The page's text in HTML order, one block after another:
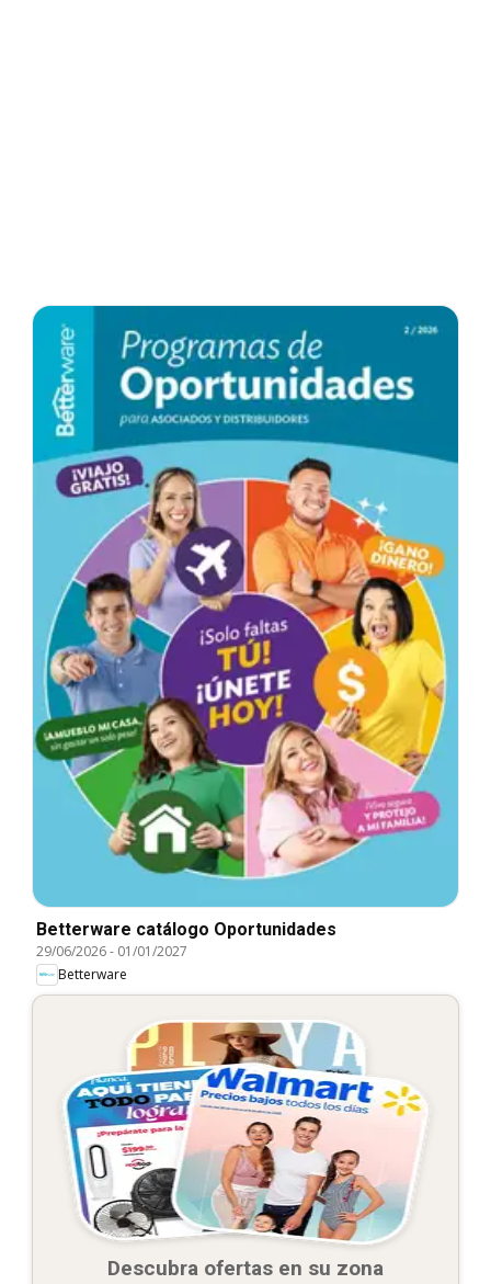
Betterware catálogo Oportunidades
29/06/2026- 01/01/2027
Betterware
Descubra ofertas en su zona